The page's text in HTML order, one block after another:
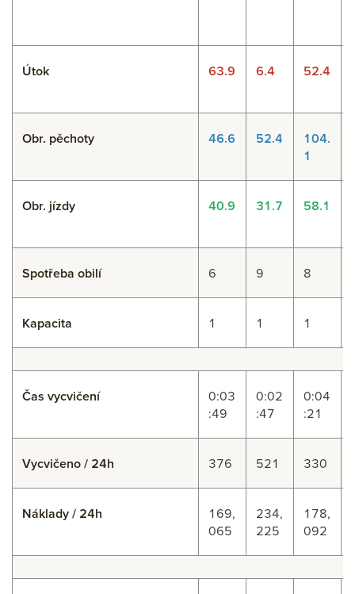
Útok 63.9 6.4 52.4
Obr. pěchoty 46.6 52.4
104.
1
Obr. jízdy 40.9 31.7 58.1
Spotřeba obilí 6 9 8
Kapacita 1 1 1
Čas vycvičení
0:03
:49
0:02
:47
0:04
:21
Vycvičeno / 24h 376 521 330
Náklady / 24h
169,
065
234,
225
178,
092